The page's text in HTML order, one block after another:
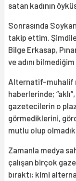
satan kadının
Sonrasında
takip ettim.
Bilge Erkasap,
ve adını
Alternatif-muhalif
haberlerinde;
gazetecilerin o
görmediklerini,
mutlu olup
Zamanla medya
çalışan birçok
bıraktı; kimi